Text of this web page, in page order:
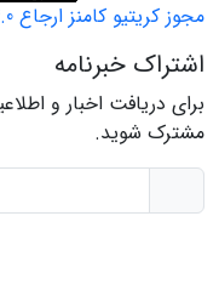
مجوز کریتیو کامنز ارجاع 4.0 بین‌المللی
اشتراک خبرنامه
برای دریافت اخبار و
مشترک شوید.